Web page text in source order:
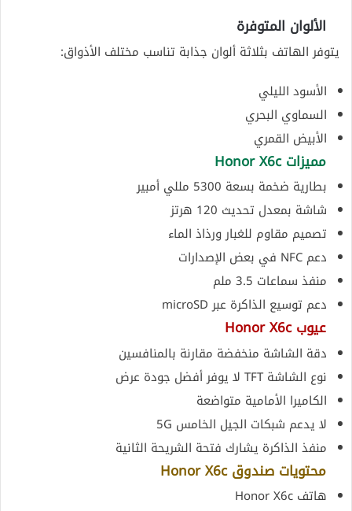
الألوان المتوفرة
يتوفر الهاتف بثلاثة ألوان جذابة تناسب مختلف الأذواق:
الأسود الليلي
السماوي البحري
الأبيض القمري
مميزات Honor X6c
بطارية ضخمة بسعة 5300 مللي أمبير
شاشة بمعدل تحديث 120 هرتز
تصميم مقاوم للغبار ورذاذ الماء
دعم NFC في بعض الإصدارات
منفذ سماعات 3.5 ملم
دعم توسيع الذاكرة عبر microSD
عيوب Honor X6c
دقة الشاشة منخفضة مقارنة بالمنافسين
نوع الشاشة TFT لا يوفر أفضل جودة عرض
الكاميرا الأمامية متواضعة
لا يدعم شبكات الجيل الخامس 5G
منفذ الذاكرة يشارك فتحة الشريحة الثانية
محتويات صندوق Honor X6c
هاتف Honor X6c